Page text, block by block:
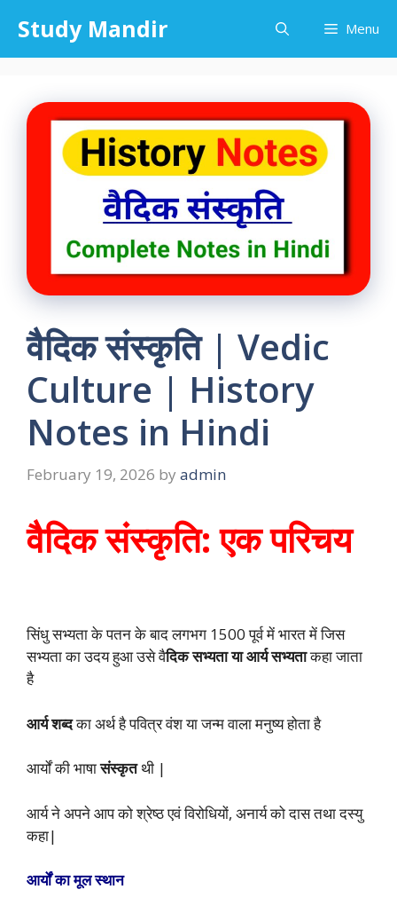
content
Study Mandir Menu
वैदिक संस्कृति | Vedic
Culture | History
Notes in Hindi
February 19, 2026 by admin
वैदिक संस्कृति: एक परिचय
सिंधु सभ्यता के पतन के बाद लगभग 1500 पूर्व में भारत में जिस
सभ्यता का उदय हुआ उसे वैदिक सभ्यता या आर्य सभ्यताकहा जाता
है
आर्य शब्दका अर्थ है पवित्र वंश या जन्म वाला मनुष्य होता है
आर्यों की भाषासंस्कृतथी |
आर्य ने अपने आप को श्रेष्ठ एवं विरोधियों, अनार्य को दास तथा दस्यु
कहा|
आर्यों का मूल स्थान